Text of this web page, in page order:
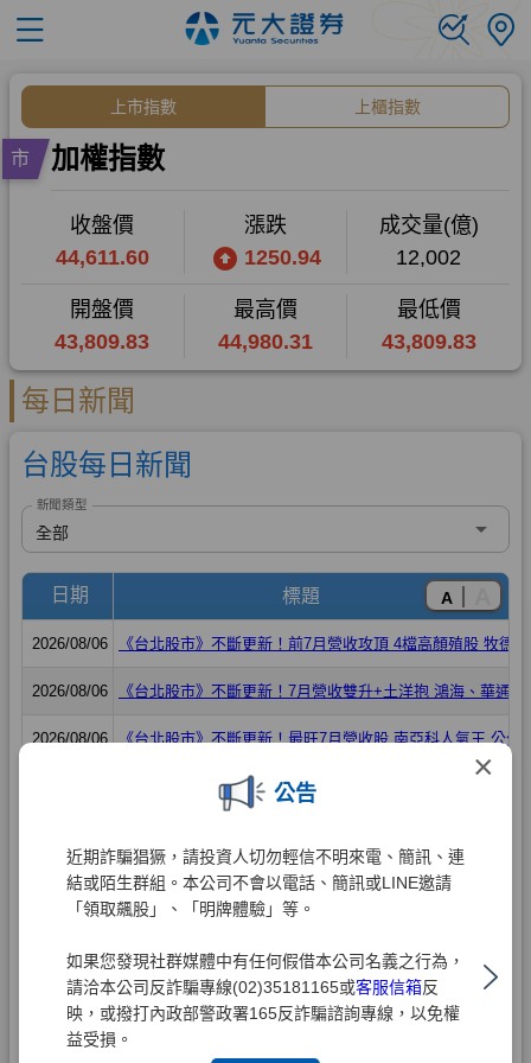
×
公告
近期詐騙猖獗，請投資人切勿輕信不明來電、簡訊、連
結或陌生群組。本公司不會以電話、簡訊或LINE邀請
「領取飆股」、「明牌體驗」等。
如果您發現社群媒體中有任何假借本公司名義之行為，
請洽本公司反詐騙專線(02)35181165或客服信箱反
映，或撥打內政部警政署165反詐騙諮詢專線，以免權
益受損。